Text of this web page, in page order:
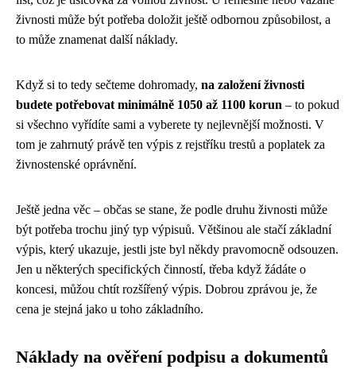
živnosti může být potřeba doložit ještě odbornou způsobilost, a
to může znamenat další náklady.
Když si to tedy sečteme dohromady, na založení živnosti
budete potřebovat minimálně 1050 až 1100 korun – to pokud
si všechno vyřídíte sami a vyberete ty nejlevnější možnosti. V
tom je zahrnutý právě ten výpis z rejstříku trestů a poplatek za
živnostenské oprávnění.
Ještě jedna věc – občas se stane, že podle druhu živnosti může
být potřeba trochu jiný typ výpisuů. Většinou ale stačí základní
výpis, který ukazuje, jestli jste byl někdy pravomocně odsouzen.
Jen u některých specifických činností, třeba když žádáte o
koncesi, můžou chtít rozšířený výpis. Dobrou zprávou je, že
cena je stejná jako u toho základního.
Náklady na ověření podpisu a dokumentů